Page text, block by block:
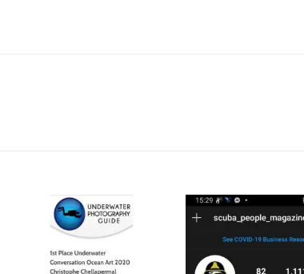
scuba_people_magazine scuba_people_magazine